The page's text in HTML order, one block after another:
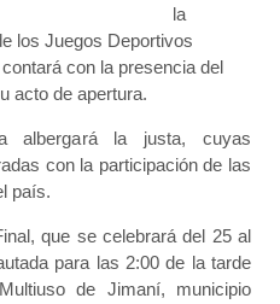
la
los Juegos Deportivos
con la presencia del
acto de apertura.
albergará la justa, cuyas
con la participación de las
país.
que se celebrará del 25 al
para las 2:00 de la tarde
de Jimaní, municipio